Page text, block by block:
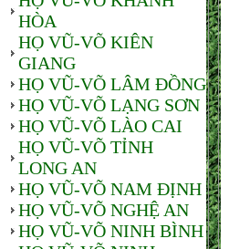
HÒA
HỌ VŨ-VÕ KIÊN
GIANG
HỌ VŨ-VÕ LÂM ĐỒNG
HỌ VŨ-VÕ LẠNG SƠN
HỌ VŨ-VÕ LÀO CAI
HỌ VŨ-VÕ TỈNH
LONG AN
HỌ VŨ-VÕ NAM ĐỊNH
HỌ VŨ-VÕ NGHỆ AN
HỌ VŨ-VÕ NINH BÌNH